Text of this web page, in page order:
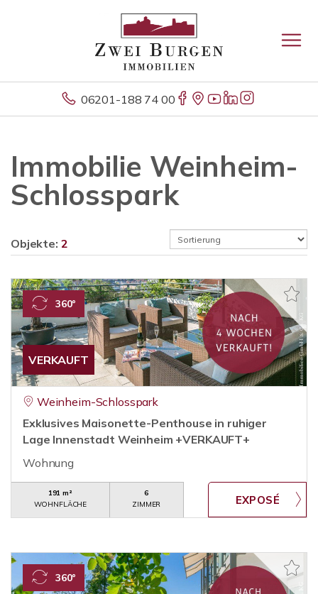
06201-188 74 00
Immobilie Weinheim-
Schlosspark
Objekte: 2
VERKAUFT
360°
Weinheim-Schlosspark
Exklusives Maisonette-Penthouse in ruhiger
Lage Innenstadt Weinheim +VERKAUFT+
Wohnung
191 m²
WOHNFLÄCHE
6
ZIMMER
360°